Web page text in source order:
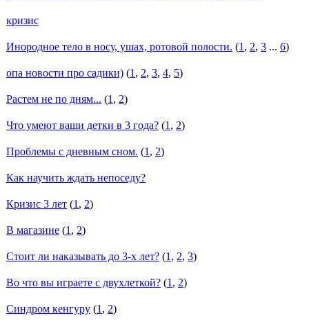
кризис
Инородное тело в носу, ушах, ротовой полости. (1 , 2, 3 ... 6)
опа новости про садики) (1 , 2, 3, 4, 5)
Растем не по дням... (1 , 2)
Что умеют ваши детки в 3 года? (1 , 2)
Проблемы с дневным сном. (1 , 2)
Как научить ждать непоседу?
Кризис 3 лет (1 , 2)
В магазине (1 , 2)
Стоит ли наказывать до 3-х лет? (1 , 2, 3)
Во что вы играете с двухлеткой? (1 , 2)
Синдром кенгуру (1 , 2)